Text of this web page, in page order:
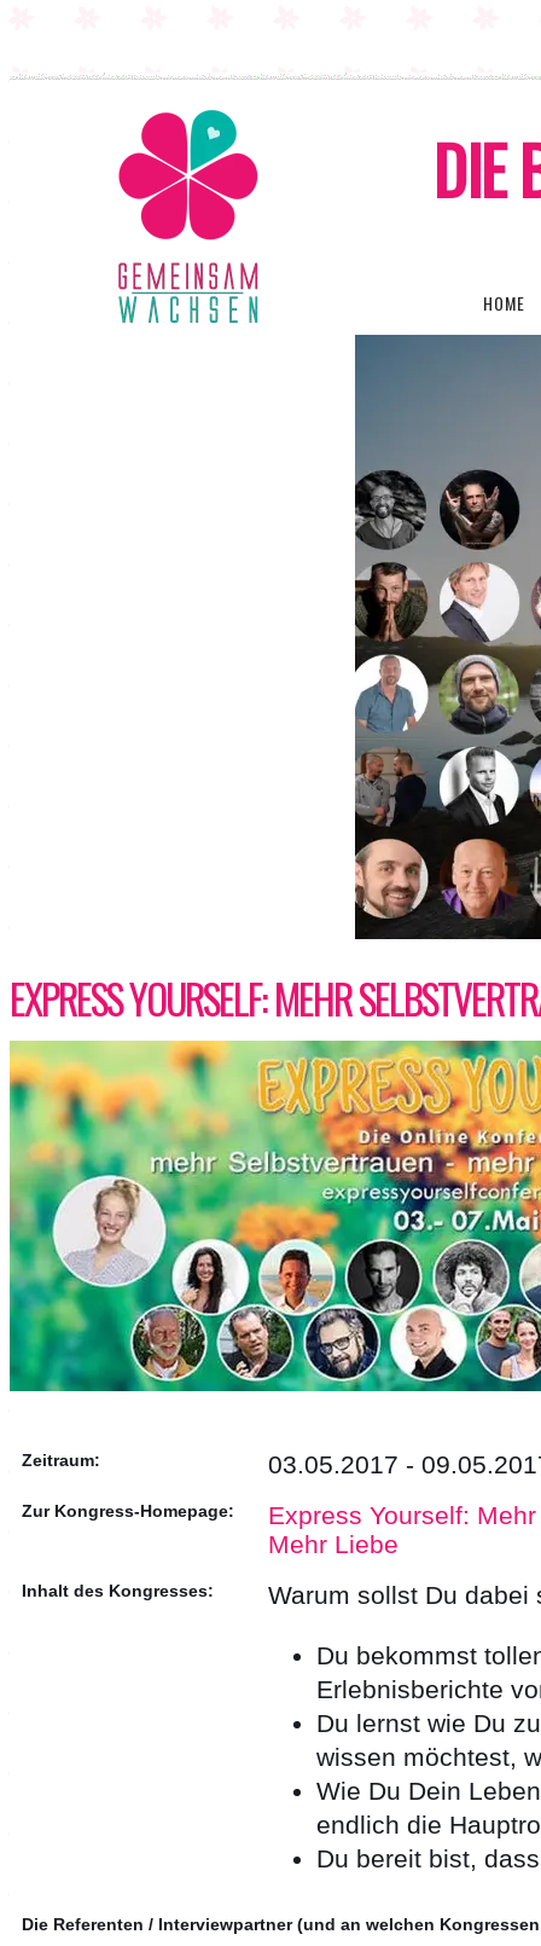
DIE
HOME
EXPRESS YOURSELF: MEHR
Zeitraum: 03.05.2017 -
Zur Kongress-Homepage:
Express Yourself:
Mehr Liebe
Inhalt des Kongresses: Warum sollst Du dabei
Du bekommst
Erlebnisberichte
Du lernst wie Du
wissen möchtest,
Wie Du Dein
endlich die
Du bereit bist,
Die Referenten / Interviewpartner (und an welchen